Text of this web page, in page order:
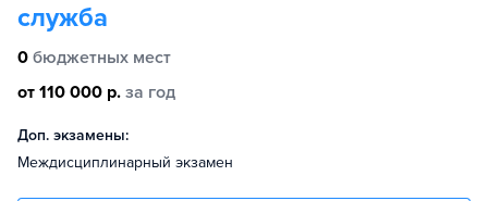
служба
0 бюджетных мест
от 110 000 р. за год
Доп. экзамены:
Междисциплинарный экзамен